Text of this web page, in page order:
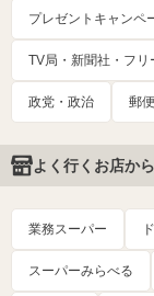
プレゼントキャンペ
TV局・新聞社・フ
政党・政治 郵
よく行くお店か
業務スーパー
スーパーみらべる